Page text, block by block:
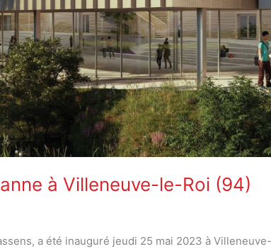
à Villeneuve-le-Roi (94)
a été inauguré jeudi 25 mai 2023 à